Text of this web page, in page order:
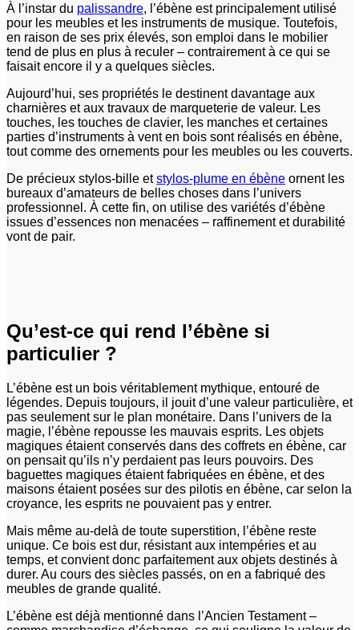
À l’instar du palissandre, l’ébène est principalement utilisé
pour les meubles et les instruments de musique. Toutefois,
en raison de ses prix élevés, son emploi dans le mobilier
tend de plus en plus à reculer – contrairement à ce qui se
faisait encore il y a quelques siècles.
Aujourd’hui, ses propriétés le destinent davantage aux
charnières et aux travaux de marqueterie de valeur. Les
touches, les touches de clavier, les manches et certaines
parties d’instruments à vent en bois sont réalisés en ébène,
tout comme des ornements pour les meubles ou les couverts.
De précieux stylos-bille etstylos-plume en ébène ornent les
bureaux d’amateurs de belles choses dans l’univers
professionnel. À cette fin, on utilise des variétés d’ébène
issues d’essences non menacées – raffinement et durabilité
vont de pair.
Qu’est-ce qui rend l’ébène si
particulier ?
L’ébène est un bois véritablement mythique, entouré de
légendes. Depuis toujours, il jouit d’une valeur particulière, et
pas seulement sur le plan monétaire. Dans l’univers de la
magie, l’ébène repousse les mauvais esprits. Les objets
magiques étaient conservés dans des coffrets en ébène, car
on pensait qu’ils n’y perdaient pas leurs pouvoirs. Des
baguettes magiques étaient fabriquées en ébène, et des
maisons étaient posées sur des pilotis en ébène, car selon la
croyance, les esprits ne pouvaient pas y entrer.
Mais même au-delà de toute superstition, l’ébène reste
unique. Ce bois est dur, résistant aux intempéries et au
temps, et convient donc parfaitement aux objets destinés à
durer. Au cours des siècles passés, on en a fabriqué des
meubles de grande qualité.
L’ébène est déjà mentionné dans l’Ancien Testament –